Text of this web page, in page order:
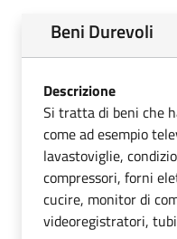
Beni Durevoli
Descrizione
Si tratta di beni che
come ad esempio
lavastoviglie,
compressori, forni
cucire, monitor di
videoregistratori,